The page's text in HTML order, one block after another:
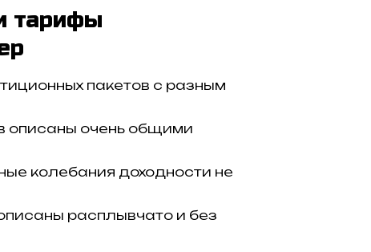
тарифы
пакетов с разным
описаны очень общими
колебания доходности не
расплывчато и без